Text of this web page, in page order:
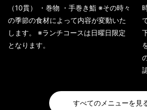
（10貫） ・巻物 ・手巻き鮨 ※その時々
の季節の食材によって内容が変動いた
します。 ※ランチコースは日曜日限定
となります。
すべてのメニューを見